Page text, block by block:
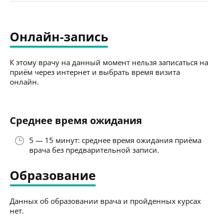
Онлайн-запись
К этому врачу на данный момент нельзя записаться на
приём через интернет и выбрать время визита
онлайн.
Среднее время ожидания
5 — 15 минут: среднее время ожидания приёма
врача без предварительной записи.
Образование
Данных об образовании врача и пройденных курсах
нет.